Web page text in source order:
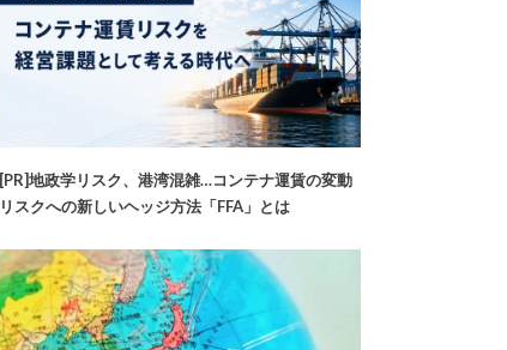
[PR]地政学リスク、港湾混雑…コンテナ運賃の変動
リスクへの新しいヘッジ方法「FFA」とは